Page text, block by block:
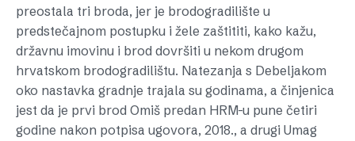
preostala tri broda, jer je brodogradilište u
predstečajnom postupku i žele zaštititi, kako kažu,
državnu imovinu i brod dovršiti u nekom drugom
hrvatskom brodogradilištu. Natezanja s Debeljakom
oko nastavka gradnje trajala su godinama, a činjenica
jest da je prvi brod Omiš predan HRM-u pune četiri
godine nakon potpisa ugovora, 2018., a drugi Umag